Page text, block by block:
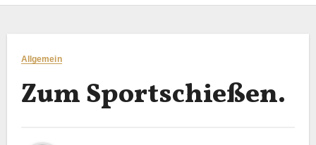
Allgemein
Zum Sportschießen.